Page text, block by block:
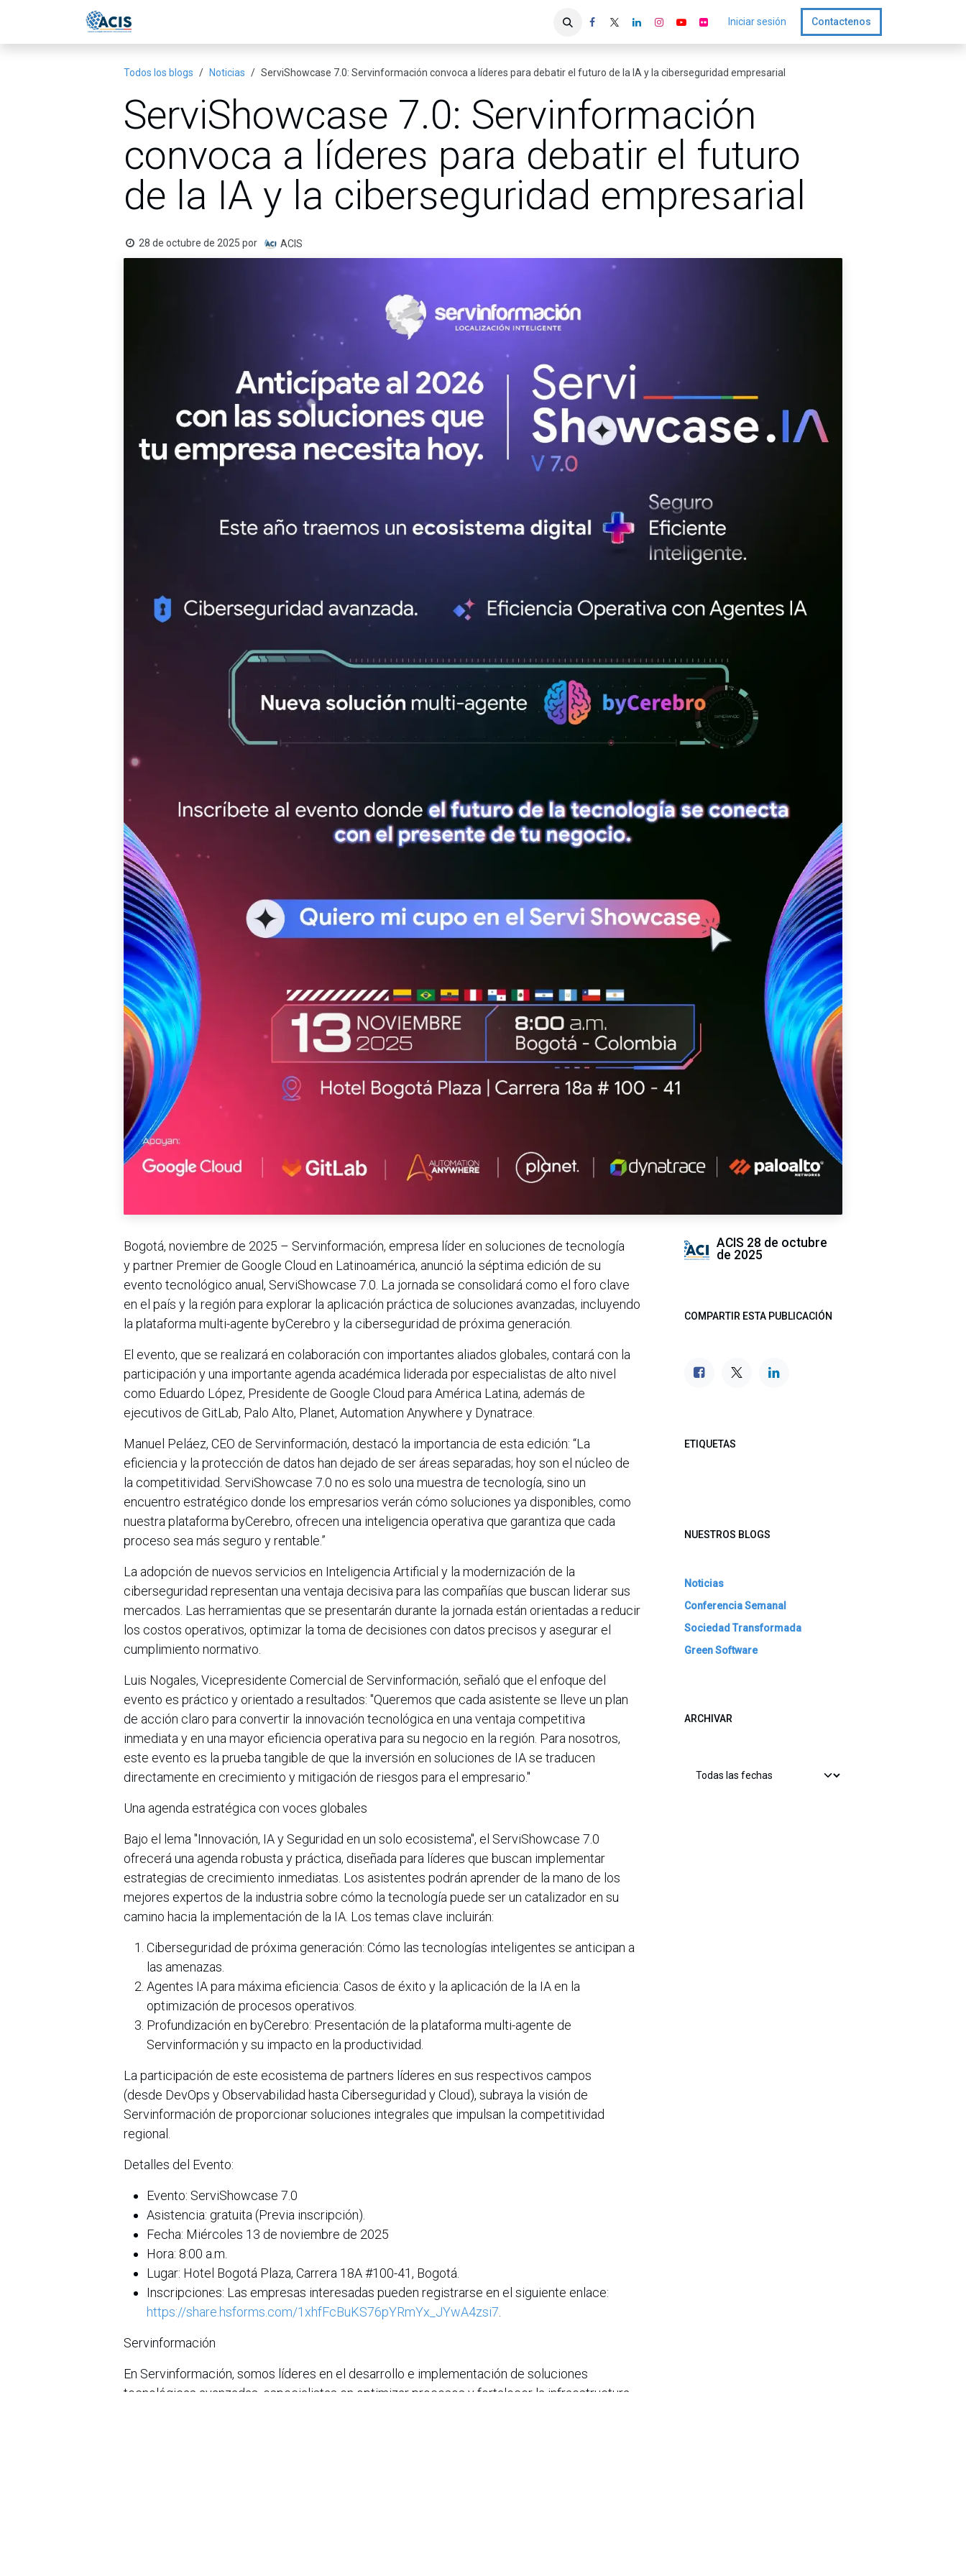
Iniciar sesión Contactenos
Todos los blogs Noticias ServiShowcase 7.0: Servinformación convoca a líderes para debatir el futuro de la IA y la ciberseguridad empresarial
ServiShowcase 7.0: Servinformación
convoca a líderes para debatir el futuro
de la IA y la ciberseguridad empresarial
28 de octubre de 2025 por ACIS
Bogotá, noviembre de 2025 – Servinformación, empresa líder en soluciones de tecnología
y partner Premier de Google Cloud en Latinoamérica, anunció la séptima edición de su
evento tecnológico anual, ServiShowcase 7.0. La jornada se consolidará como el foro clave
en el país y la región para explorar la aplicación práctica de soluciones avanzadas, incluyendo
la plataforma multi-agente byCerebro y la ciberseguridad de próxima generación.
El evento, que se realizará en colaboración con importantes aliados globales, contará con la
participación y una importante agenda académica liderada por especialistas de alto nivel
como Eduardo López, Presidente de Google Cloud para América Latina, además de
ejecutivos de GitLab, Palo Alto, Planet, Automation Anywhere y Dynatrace.
Manuel Peláez, CEO de Servinformación, destacó la importancia de esta edición: “La
eficiencia y la protección de datos han dejado de ser áreas separadas; hoy son el núcleo de
la competitividad. ServiShowcase 7.0 no es solo una muestra de tecnología, sino un
encuentro estratégico donde los empresarios verán cómo soluciones ya disponibles, como
nuestra plataforma byCerebro, ofrecen una inteligencia operativa que garantiza que cada
proceso sea más seguro y rentable.”
La adopción de nuevos servicios en Inteligencia Artificial y la modernización de la
ciberseguridad representan una ventaja decisiva para las compañías que buscan liderar sus
mercados. Las herramientas que se presentarán durante la jornada están orientadas a reducir
los costos operativos, optimizar la toma de decisiones con datos precisos y asegurar el
cumplimiento normativo.
Luis Nogales, Vicepresidente Comercial de Servinformación, señaló que el enfoque del
evento es práctico y orientado a resultados: "Queremos que cada asistente se lleve un plan
de acción claro para convertir la innovación tecnológica en una ventaja competitiva
inmediata y en una mayor eficiencia operativa para su negocio en la región. Para nosotros,
este evento es la prueba tangible de que la inversión en soluciones de IA se traducen
directamente en crecimiento y mitigación de riesgos para el empresario."
Una agenda estratégica con voces globales
Bajo el lema "Innovación, IA y Seguridad en un solo ecosistema", el ServiShowcase 7.0
ofrecerá una agenda robusta y práctica, diseñada para líderes que buscan implementar
estrategias de crecimiento inmediatas. Los asistentes podrán aprender de la mano de los
mejores expertos de la industria sobre cómo la tecnología puede ser un catalizador en su
camino hacia la implementación de la IA. Los temas clave incluirán:
Ciberseguridad de próxima generación: Cómo las tecnologías inteligentes se anticipan a
las amenazas.
Agentes IA para máxima eficiencia: Casos de éxito y la aplicación de la IA en la
optimización de procesos operativos.
Profundización en byCerebro: Presentación de la plataforma multi-agente de
Servinformación y su impacto en la productividad.
La participación de este ecosistema de partners líderes en sus respectivos campos
(desde DevOps y Observabilidad hasta Ciberseguridad y Cloud), subraya la visión de
Servinformación de proporcionar soluciones integrales que impulsan la competitividad
regional.
Detalles del Evento:
Evento: ServiShowcase 7.0
Asistencia: gratuita (Previa inscripción).
Fecha: Miércoles 13 de noviembre de 2025
Hora: 8:00 a.m.
Lugar: Hotel Bogotá Plaza, Carrera 18A #100-41, Bogotá.
Inscripciones: Las empresas interesadas pueden registrarse en el siguiente enlace:
https://share.hsforms.com/1xhfFcBuKS76pYRmYx_JYwA4zsi7
Servinformación
En Servinformación, somos líderes en el desarrollo e implementación de soluciones
tecnológicas avanzadas, especialistas en optimizar procesos y fortalecer la infraestructura
ACIS 28 de octubre
de 2025
COMPARTIR ESTA PUBLICACIÓN
ETIQUETAS
NUESTROS BLOGS
Noticias
Conferencia Semanal
Sociedad Transformada
Green Software
ARCHIVAR